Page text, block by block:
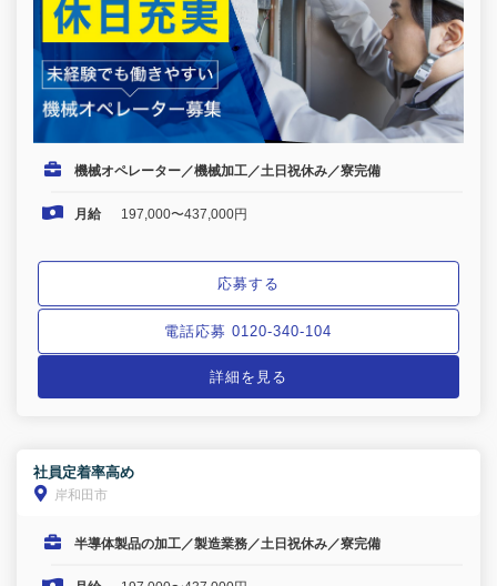
機械オペレーター／機械加工／土日祝休み／寮完備
月給 197,000〜437,000円
応募する
電話応募 0120-340-104
詳細を見る
社員定着率高め
岸和田市
半導体製品の加工／製造業務／土日祝休み／寮完備